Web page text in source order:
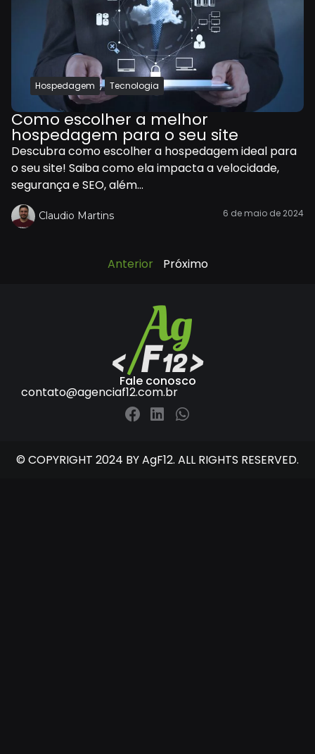
Hospedagem , Tecnologia
Como escolher a melhor
hospedagem para o seu site
Descubra como escolher a hospedagem ideal para
o seu site! Saiba como ela impacta a velocidade,
segurança e SEO, além...
Claudio Martins 6 de maio de 2024
Anterior Próximo
Fale conosco
contato@agenciaf12.com.br
© COPYRIGHT 2024 BY AgF12. ALL RIGHTS RESERVED.